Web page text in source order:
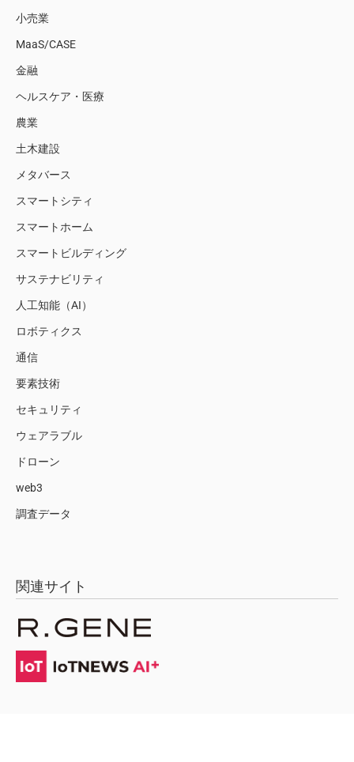
小売業
MaaS/CASE
金融
ヘルスケア・医療
農業
土木建設
メタバース
スマートシティ
スマートホーム
スマートビルディング
サステナビリティ
人工知能（AI）
ロボティクス
通信
要素技術
セキュリティ
ウェアラブル
ドローン
web3
調査データ
関連サイト